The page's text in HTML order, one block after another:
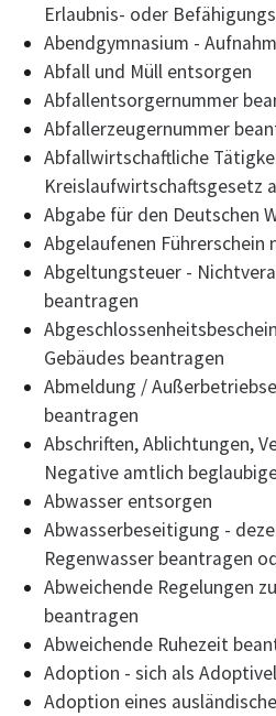
Erlaubnis- oder
Abendgymnasium -
Abfall und Müll entsorgen
Abfallentsorgernummer
Abfallerzeugernummer
Abfallwirtschaftliche
Kreislaufwirtschaftsgesetz
Abgabe für den Deutschen
Abgelaufenen Führerschein
Abgeltungsteuer -
beantragen
Gebäudes beantragen
Abmeldung /
beantragen
Abschriften, Ablichtungen,
Negative amtlich
Abwasser entsorgen
Abwasserbeseitigung -
Regenwasser beantragen
Abweichende Regelungen
beantragen
Abweichende Ruhezeit
Adoption - sich als
Adoption eines